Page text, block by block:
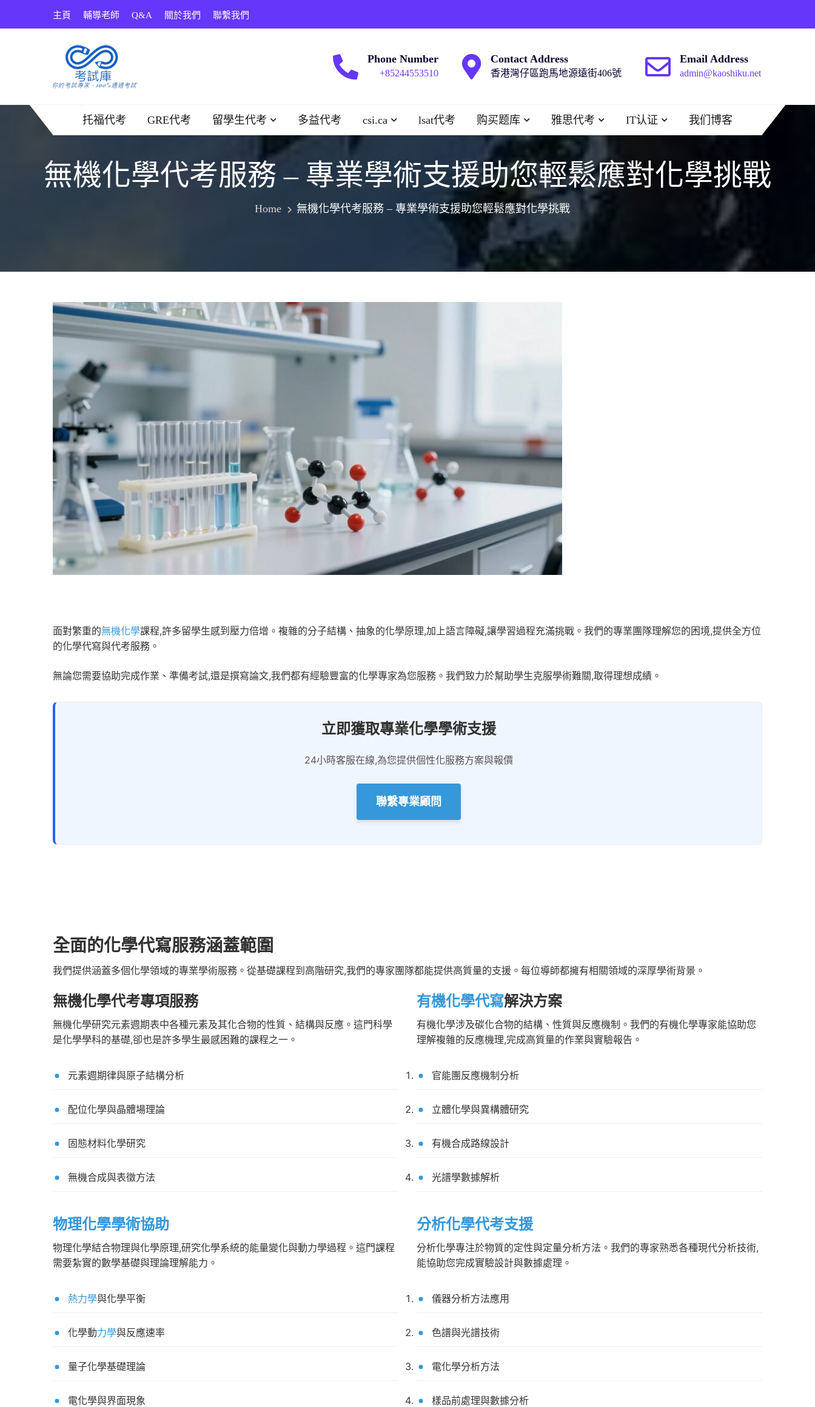
主頁 輔導老師 Q&A 關於我們 聯繫我們
Phone Number
+85244553510
Contact Address
香港灣仔區跑馬地源遠街406號
Email Address
admin@kaoshiku.net
托福代考 GRE代考 留學生代考 多益代考 csi.ca lsat代考 购买题库 雅思代考 IT认证 我们博客
無機化學代考服務 – 專業學術支援助您輕鬆應對化學挑戰
Home 無機化學代考服務 – 專業學術支援助您輕鬆應對化學挑戰
面對繁重的無機化學課程,許多留學生感到壓力倍增。複雜的分子結構、抽象的化學原理,加上語言障礙,讓學習過程充滿挑戰。我們的專業團隊理解您的困境,提供全方位
的化學代寫與代考服務。
無論您需要協助完成作業、準備考試,還是撰寫論文,我們都有經驗豐富的化學專家為您服務。我們致力於幫助學生克服學術難關,取得理想成績。
立即獲取專業化學學術支援
24小時客服在線,為您提供個性化服務方案與報價
聯繫專業顧問
全面的化學代寫服務涵蓋範圍
我們提供涵蓋多個化學領域的專業學術服務。從基礎課程到高階研究,我們的專家團隊都能提供高質量的支援。每位導師都擁有相關領域的深厚學術背景。
無機化學代考專項服務
無機化學研究元素週期表中各種元素及其化合物的性質、結構與反應。這門科學
是化學學科的基礎,卻也是許多學生最感困難的課程之一。
元素週期律與原子結構分析
配位化學與晶體場理論
固態材料化學研究
無機合成與表徵方法
有機化學代寫解決方案
有機化學涉及碳化合物的結構、性質與反應機制。我們的有機化學專家能協助您
理解複雜的反應機理,完成高質量的作業與實驗報告。
官能團反應機制分析
立體化學與異構體研究
有機合成路線設計
光譜學數據解析
物理化學學術協助
物理化學結合物理與化學原理,研究化學系統的能量變化與動力學過程。這門課程
需要紮實的數學基礎與理論理解能力。
熱力學與化學平衡
化學動力學與反應速率
量子化學基礎理論
電化學與界面現象
分析化學代考支援
分析化學專注於物質的定性與定量分析方法。我們的專家熟悉各種現代分析技術,
能協助您完成實驗設計與數據處理。
儀器分析方法應用
色譜與光譜技術
電化學分析方法
樣品前處理與數據分析